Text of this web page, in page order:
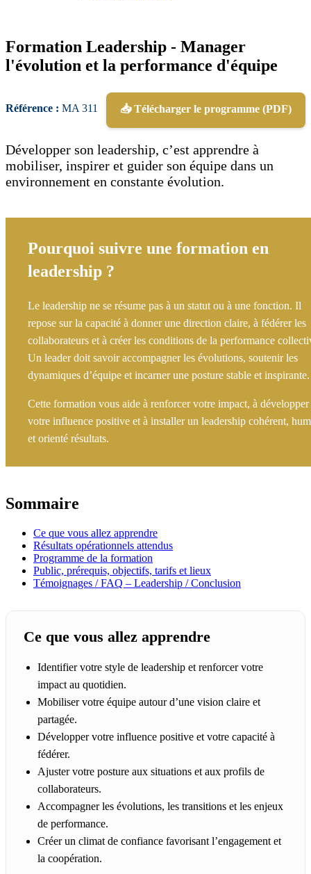
Formation Leadership - Manager
l'évolution et la performance d'équipe
Référence : MA 311 📥 Télécharger le programme (PDF)
Développer son leadership, c’est apprendre à
mobiliser, inspirer et guider son équipe dans un
environnement en constante évolution.
Pourquoi suivre une formation en
leadership ?
Le leadership ne se résume pas à un statut ou à une fonction. Il
repose sur la capacité à donner une direction claire, à fédérer les
collaborateurs et à créer les conditions de la performance
Un leader doit savoir accompagner les évolutions, soutenir les
dynamiques d’équipe et incarner une posture stable et inspirante.
Cette formation vous aide à renforcer votre impact, à développer
votre influence positive et à installer un leadership cohérent,
et orienté résultats.
Sommaire
Ce que vous allez apprendre
Résultats opérationnels attendus
Programme de la formation
Public, prérequis, objectifs, tarifs et lieux
Témoignages / FAQ – Leadership / Conclusion
Ce que vous allez apprendre
Identifier votre style de leadership et renforcer votre
impact au quotidien.
Mobiliser votre équipe autour d’une vision claire et
partagée.
Développer votre influence positive et votre capacité à
fédérer.
Ajuster votre posture aux situations et aux profils de
collaborateurs.
Accompagner les évolutions, les transitions et les enjeux
de performance.
Créer un climat de confiance favorisant l’engagement et
la coopération.